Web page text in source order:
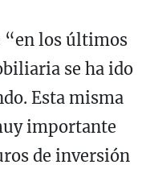
“en los últimos
se ha ido
Esta misma
importante
de inversión